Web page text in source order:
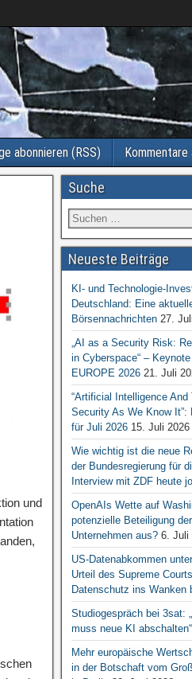
abonnieren (RSS) Kommentare
und
Suche
Neueste Beiträge
KI- und Technologie-
Deutschland: Eine
Börsennachrichten 27.
„AI as a Security Risk:
in Cyberspace“ –
EUROPE 2026 21. Juli
“Artificial Intelligence
Security As We Know It”:
für Juli 2026 15. Juli 2026
Wie wichtig ist die neue
der Bundesregierung für
Interview mit ZDF heute
OpenAIs Wette auf
potenzielle Beteiligung
Unternehmen aus? 6. Juli
US-Datenabkommen
Urteil des Supreme
Datenschutz ins Wanken
Studiogespräch bei 3sat:
muss neue KI abschalten“
Mehr europäische
in der Botschaft vom